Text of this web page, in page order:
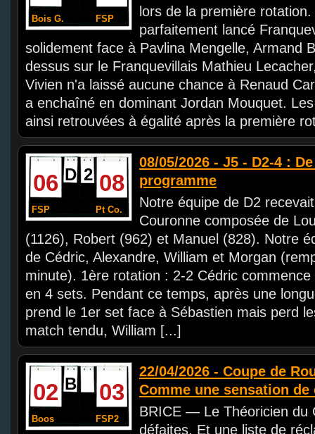
Bois G. FSP
lors de la première
parfaitement lancé
solidement face à Pavlina Mengelle, Armand
dessus sur le Franquevillais Mathieu
Vivien n'a laissé aucune chance à Renaud
a enchaîné en dominant Jordan Mouquet.
ainsi retrouvées à égalité après la première
D 2
06 08
FSP Pt Co.
08/05/2026 - J5 - D2-4 :
programme
Notre équipe de D2
Couronne composée de
(1126), Robert (962) et Manuel (828). Notre
de Cédric, Alexandre, William et Morgan
minute). 1ère rotation : 2-2 Cédric
en 4 sets. Pendant ce temps, après une
prend le 1er set face à Sébastien mais perd
match tendu, William [...]
B
02 03
Boos FSP2
22/04/2026 - Coupe de
Comme une sensation de
BRICE — Le Théoricien du
défaites. Et une liste de